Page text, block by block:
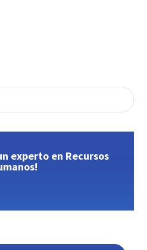
experto en Recursos